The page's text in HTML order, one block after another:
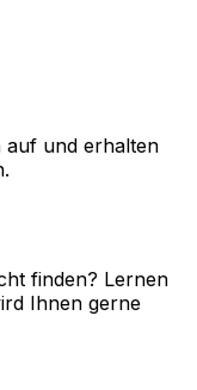
auf und erhalten
finden? Lernen
Ihnen gerne